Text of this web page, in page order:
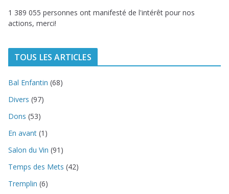
1 389 055 personnes ont manifesté de l'intérêt pour nos
actions, merci!
TOUS LES ARTICLES
Bal Enfantin (68)
Divers (97)
Dons (53)
En avant (1)
Salon du Vin (91)
Temps des Mets (42)
Tremplin (6)